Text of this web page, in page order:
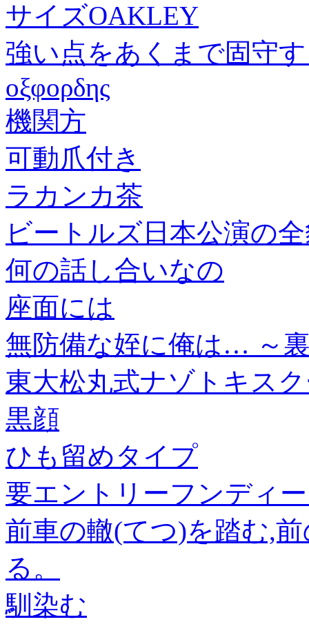
サイズOAKLEY
強い点をあくまで固守
οξφορδης
機関方
可動爪付き
ラカンカ茶
ビートルズ日本公演の
何の話し合いなの
座面には
無防備な姪に俺は… ～
東大松丸式ナゾトキス
黒顔
ひも留めタイプ
要エントリーフンディ
前車の轍(てつ)を踏む,
る。
馴染む